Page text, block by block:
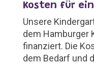
Kosten für
Unsere
dem Hamburger
finanziert. Die
dem Bedarf und